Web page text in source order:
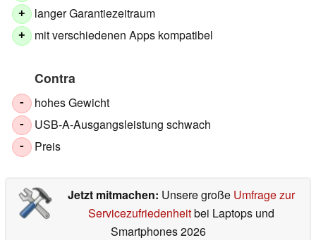
+ langer Garantiezeitraum
+ mit verschiedenen Apps kompatibel
Contra
- hohes Gewicht
- USB-A-Ausgangsleistung schwach
- Preis
Jetzt mitmachen: Unsere große Umfrage zur
Servicezufriedenheitbei Laptops und
Smartphones 2026